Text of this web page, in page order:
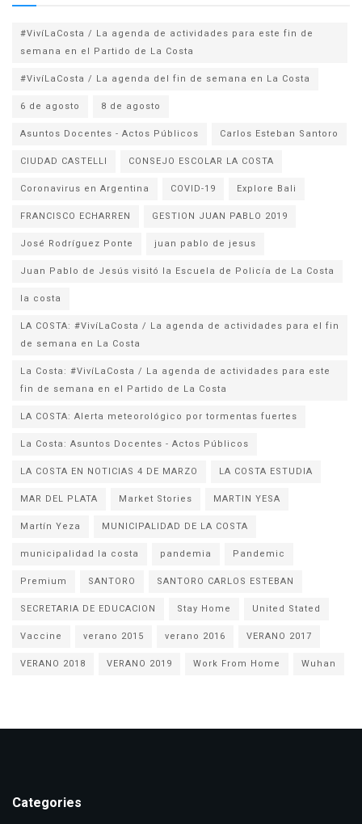
#VivíLaCosta / La agenda de actividades para este fin de
semana en el Partido de La Costa
#VivíLaCosta / La agenda del fin de semana en La Costa
6 de agosto
8 de agosto
Asuntos Docentes - Actos Públicos
Carlos Esteban Santoro
CIUDAD CASTELLI
CONSEJO ESCOLAR LA COSTA
Coronavirus en Argentina
COVID-19
Explore Bali
FRANCISCO ECHARREN
GESTION JUAN PABLO 2019
José Rodríguez Ponte
juan pablo de jesus
la costa
LA COSTA: #VivíLaCosta / La agenda de actividades para el fin
de semana en La Costa
La Costa: #VivíLaCosta / La agenda de actividades para este
fin de semana en el Partido de La Costa
LA COSTA: Alerta meteorológico por tormentas fuertes
La Costa: Asuntos Docentes - Actos Públicos
LA COSTA EN NOTICIAS 4 DE MARZO
LA COSTA ESTUDIA
MAR DEL PLATA
Market Stories
MARTIN YESA
Martín Yeza
MUNICIPALIDAD DE LA COSTA
municipalidad la costa
pandemia
Pandemic
Premium
SANTORO
SANTORO CARLOS ESTEBAN
SECRETARIA DE EDUCACION
Stay Home
United Stated
Vaccine
verano 2015 verano 2016
VERANO 2017
VERANO 2018
VERANO 2019 Work From Home Wuhan
Categories